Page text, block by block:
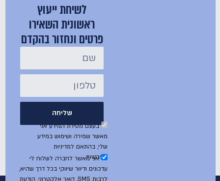
לשיחת ייעוץ
ראשונית השאירו
פרטים ונחזור בהקדם
שליחה
בעצם מסירת המידע אני
מאשר שמירה ושימוש במידע
שלי, בהתאם למדיניות
הפרטיות
אני מאשר לחברה לשלוח לי
עדכונים ודיוור שיווקי בכל דרך שהיא,
לרבות SMS, דואר אלקטרוני, הודעת